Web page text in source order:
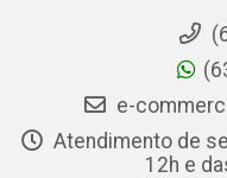
e-
Atendimento de
12h e